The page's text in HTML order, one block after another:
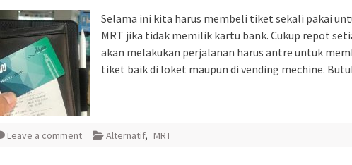
Selama ini kita harus membeli tiket sekali pakai
MRT jika tidak memilik kartu bank. Cukup repot
akan melakukan perjalanan harus antre untuk
tiket baik di loket maupun di vending mechine.
Leave a comment Alternatif, MRT